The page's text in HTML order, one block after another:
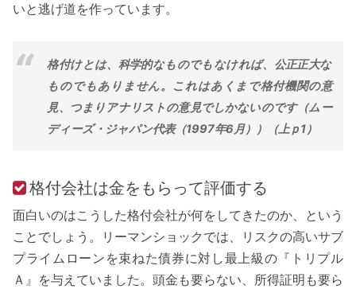
いと逃げ道を作っています。
格付けとは、科学的なものでもなければ、公正正大な
ものでもありません。これはあくまで格付機関の意
見、つまりアナリストの意見でしかないのです（ムー
ディーズ・ジャパン代表（1997年6月））（上ｐ1）
格付会社は金をもらって評価する
面白いのはこうした格付会社が何をしてきたのか、という
ことでしょう。リーマンショックでは、リスクの高いサブ
プライムローンを束ねた債券に対し最上級の『トリプル
Ａ』を与えていました。頭金も要らない、所得証明も要ら